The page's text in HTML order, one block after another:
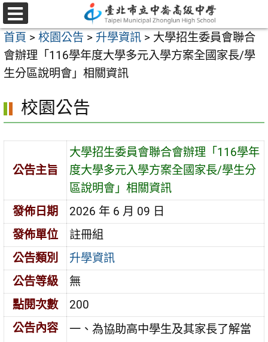
跳
至
主
要
內
區
選
單
首頁 > 校園公告 > 升學資訊 > 大學招生委員會聯合
會辦理「116學年度大學多元入學方案全國家長/學
生分區說明會」相關資訊
校園公告
公告主旨
大學招生委員會聯合會辦理「116學年
度大學多元入學方案全國家長/學生分
區說明會」相關資訊
發佈日期
2026 年 6 月 09 日
發佈單位
註冊組
公告類別
升學資訊
公告等級
無
點閱次數
200
公告內容
一、為協助高中學生及其家長了解當